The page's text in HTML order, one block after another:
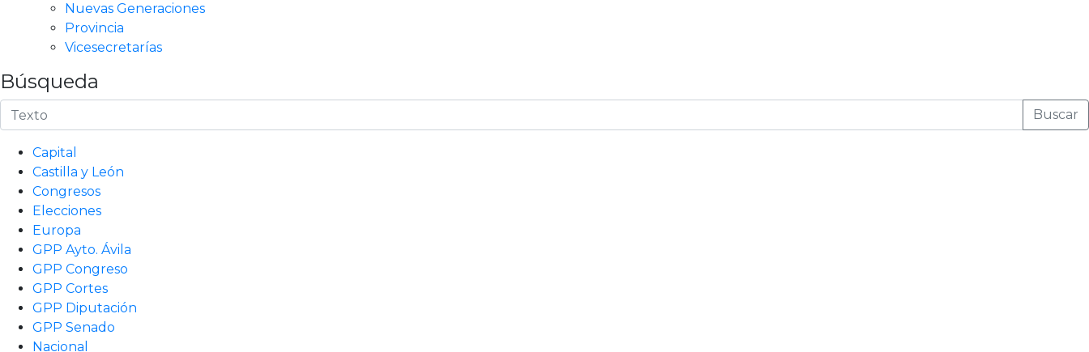
Nuevas Generaciones
Provincia
Vicesecretarías
Búsqueda
Buscar
Capital
Castilla y León
Congresos
Elecciones
Europa
GPP Ayto. Ávila
GPP Congreso
GPP Cortes
GPP Diputación
GPP Senado
Nacional